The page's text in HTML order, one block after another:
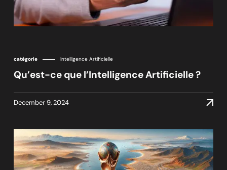
catégorie Intelligence Artificielle
Qu’est-ce que l’Intelligence Artificielle ?
December 9, 2024